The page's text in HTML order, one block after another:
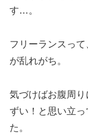
す…。
フリーランスっ
が乱れがち。
気づけばお腹周
ずい！と思い立
た。